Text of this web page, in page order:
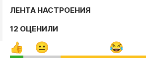
ЛЕНТА НАСТРОЕНИЯ
12 ОЦЕНИЛИ